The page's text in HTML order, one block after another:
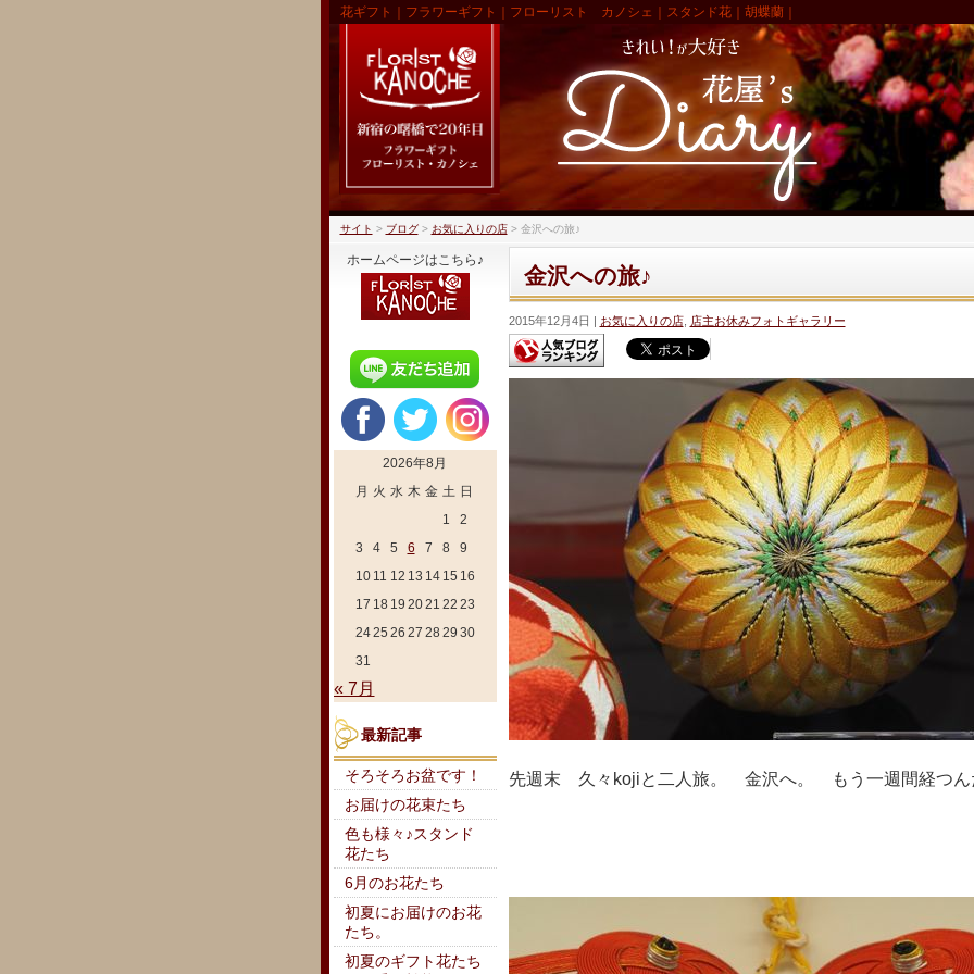
花ギフト｜フラワーギフト｜フローリスト カノシェ｜スタンド花｜胡蝶蘭｜
サイト > ブログ> お気に入りの店> 金沢への旅♪
金沢への旅♪
2015年12月4日 お気に入りの店, 店主お休みフォトギャラリー
先週末 久々kojiと二人旅。 金沢へ。 もう一週間経つん
ホームページはこちら♪
2026年8月
月 火 水 木 金 土 日
1
2
3
4 5 6 7 8
9
10 11 12 13 14 15 16
17 18 19 2021 22 23
2425 26 27 28 29 30
31
« 7月
最新記事
そろそろお盆です！
お届けの花束たち
色も様々♪スタンド
花たち
6月のお花たち
初夏にお届けのお花
たち。
初夏のギフト花たち